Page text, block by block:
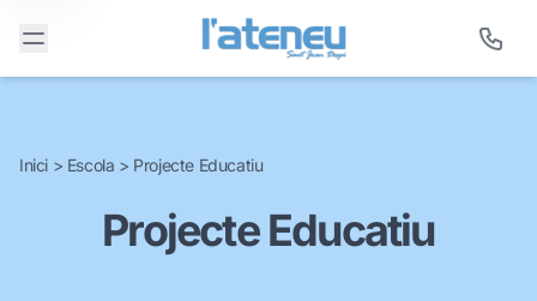
Inici > Escola > Projecte Educatiu
Projecte Educatiu